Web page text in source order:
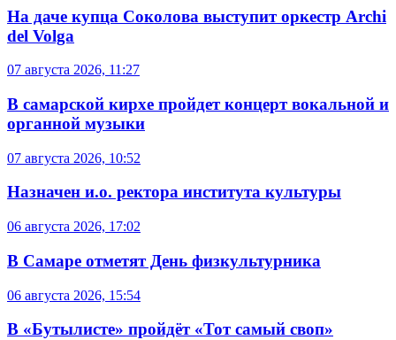
На даче купца Соколова выступит оркестр Archi
del Volga
07 августа 2026, 11:27
В самарской кирхе пройдет концерт вокальной и
органной музыки
07 августа 2026, 10:52
Назначен и.о. ректора института культуры
06 августа 2026, 17:02
В Самаре отметят День физкультурника
06 августа 2026, 15:54
В «Бутылисте» пройдёт «Тот самый своп»